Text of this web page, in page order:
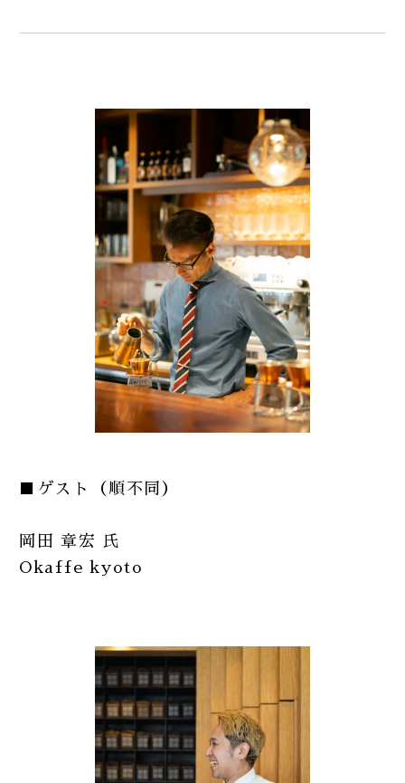
■ゲスト（順不同）
岡田 章宏 氏
Okaffe kyoto